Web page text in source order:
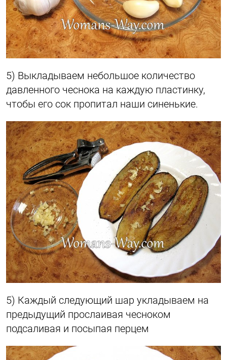
5) Выкладываем небольшое количество
давленного чеснока на каждую пластинку,
чтобы его сок пропитал наши синенькие.
5) Каждый следующий шар укладываем на
предыдущий прослаивая чесноком
подсаливая и посыпая перцем